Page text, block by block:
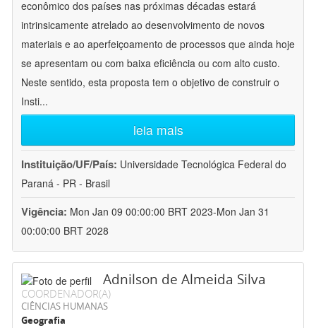
econômico dos países nas próximas décadas estará
intrinsicamente atrelado ao desenvolvimento de novos
materiais e ao aperfeiçoamento de processos que ainda hoje
se apresentam ou com baixa eficiência ou com alto custo.
Neste sentido, esta proposta tem o objetivo de construir o
Insti...
leia mais
Instituição/UF/País: Universidade Tecnológica Federal do
Paraná - PR - Brasil
Vigência: Mon Jan 09 00:00:00 BRT 2023-Mon Jan 31
00:00:00 BRT 2028
Adnilson de Almeida Silva
COORDENADOR(A)
CIÊNCIAS HUMANAS
Geografia